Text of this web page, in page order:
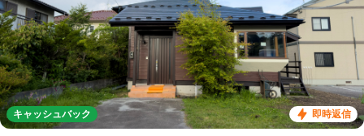
即時返信
キャッシュバック